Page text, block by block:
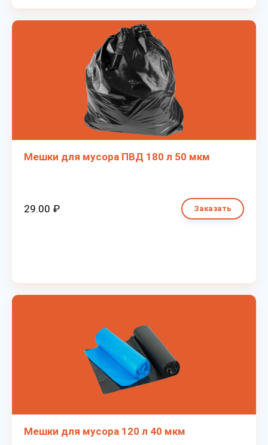
Мешки для мусора ПВД 180 л 50 мкм
29.00 ₽ Заказать
Мешки для мусора 120 л 40 мкм